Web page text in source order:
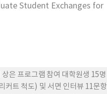
Student Exchanges for
은 프로그램 참여 대학원생 15명
커트 척도) 및 서면 인터뷰 11문항